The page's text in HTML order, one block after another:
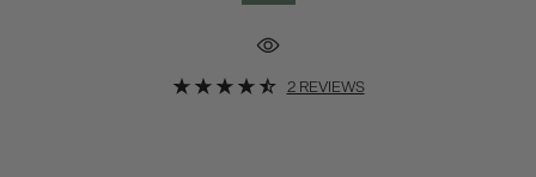
2 REVIEWS